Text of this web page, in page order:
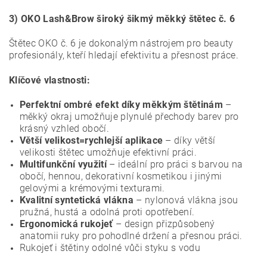
3) OKO Lash&Brow široký šikmý měkký štětec č. 6
Štětec OKO č. 6 je dokonalým nástrojem pro beauty
profesionály, kteří hledají efektivitu a přesnost práce.
Klíčové vlastnosti:
Perfektní ombré efekt díky měkkým štětinám –
měkký okraj umožňuje plynulé přechody barev pro
krásný vzhled obočí.
Větší velikost=rychlejší aplikace – díky větší
velikosti štětec umožňuje efektivní práci.
Multifunkční využití– ideální pro práci s barvou na
obočí, hennou, dekorativní kosmetikou i jinými
gelovými a krémovými texturami.
Kvalitní syntetická vlákna – nylonová vlákna jsou
pružná, hustá a odolná proti opotřebení.
Ergonomická rukojeť– design přizpůsobený
anatomii ruky pro pohodlné držení a přesnou práci.
Rukojeť i štětiny odolné vůči styku s vodu